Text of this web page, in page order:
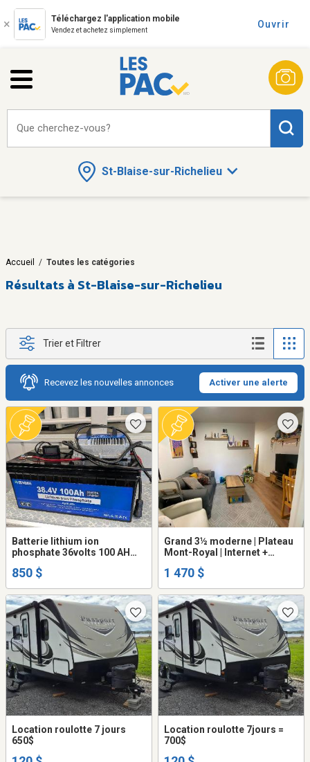
Téléchargez l'application mobile
Vendez et achetez simplement
Ouvrir
St-Blaise-sur-Richelieu
Que cherchez-vous?
Accueil / Toutes les catégories
Résultats à St-Blaise-sur-Richelieu
Trier et Filtrer
Recevez les nouvelles annonces Activer une alerte
Batterie lithium ion
phosphate 36volts 100 AH
850 $
Grand 3½ moderne | Plateau
Mont-Royal | Internet +
semaine
1 470 $
Location roulotte 7 jours
650$
Location roulotte 7jours =
700$